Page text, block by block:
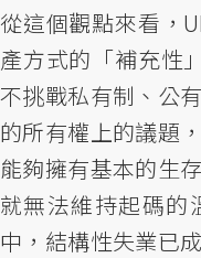
從這個觀點來看，
產方式的「補充性
不挑戰私有制、公
的所有權上的議題
能夠擁有基本的生
就無法維持起碼
中，結構性失業已